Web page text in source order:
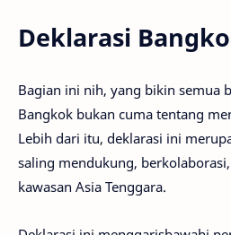
Deklarasi
Bagian ini nih, yang bikin semua
Bangkok bukan cuma tentang
Lebih dari itu, deklarasi ini
saling mendukung,
kawasan Asia Tenggara.